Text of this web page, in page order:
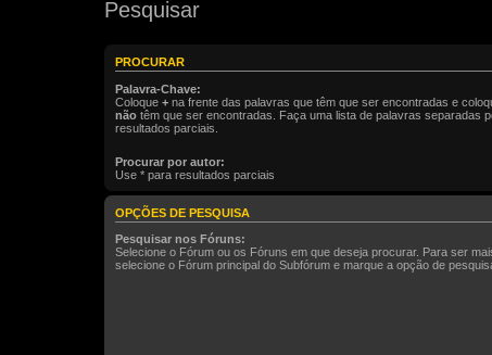
Pesquisar
PROCURAR
Palavra-Chave:
Coloque + na frente das palavras que têm que ser encontradas e
não têm que ser encontradas. Faça uma lista de palavras separadas
resultados parciais.
Procurar por autor:
Use * para resultados parciais
OPÇÕES DE PESQUISA
Pesquisar nos Fóruns:
Selecione o Fórum ou os Fóruns em que deseja procurar. Para ser
selecione o Fórum principal do Subfórum e marque a opção de